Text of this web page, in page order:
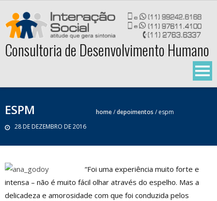
content
Consultoria de Desenvolvimento Humano
ESPM
28 DE DEZEMBRO DE 2016
home/depoimentos /espm
“Foi uma experiência muito forte e
intensa – não é muito fácil olhar através do espelho. Mas a
delicadeza e amorosidade com que foi conduzida pelos